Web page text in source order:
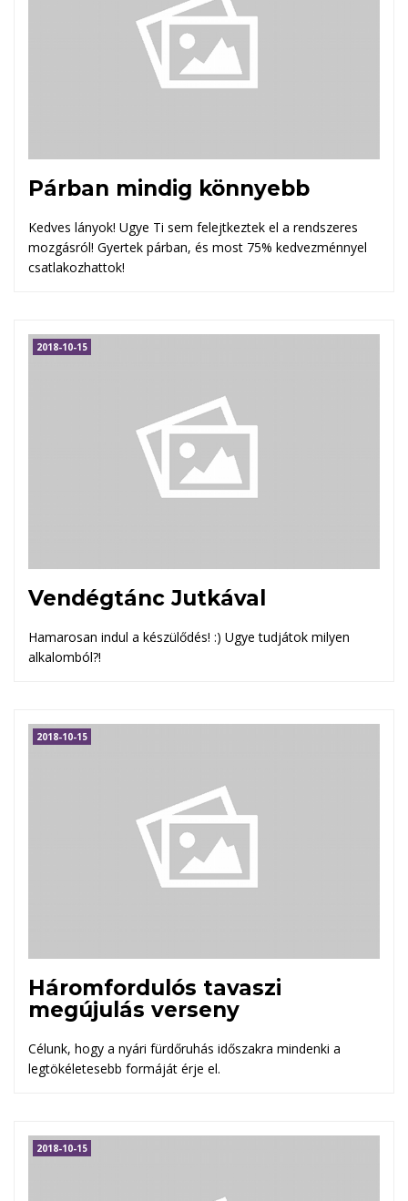
Párban mindig könnyebb
Kedves lányok! Ugye Ti sem felejtkeztek el a rendszeres
mozgásról! Gyertek párban, és most 75% kedvezménnyel
csatlakozhattok!
2018-10-15
Vendégtánc Jutkával
Hamarosan indul a készülődés! :) Ugye tudjátok milyen
alkalomból?!
2018-10-15
Háromfordulós tavaszi
megújulás verseny
Célunk, hogy a nyári fürdőruhás időszakra mindenki a
legtökéletesebb formáját érje el.
2018-10-15